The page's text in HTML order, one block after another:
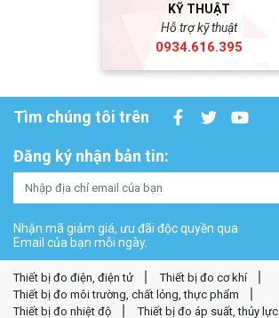
KỸ THUẬT
Hỗ trợ kỹ thuật
0934.616.395
Tìm chúng tôi trên
Đăng ký nhận bản tin:
Nhận mã giảm giá, ưu đãi độc quyền qua
Email của bạn mỗi ngày.
Thiết bị đo điện, điện tử
Thiết bị đo cơ khí
Thiết bị đo môi trường, chất lỏng, thực phẩm
Thiết bị đo nhiệt độ
Thiết bị đo áp suất, thủy lực